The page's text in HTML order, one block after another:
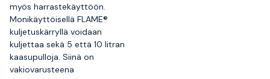
myös harrastekäyttöön.
Monikäyttöisellä FLAME®
kuljetuskärryllä voidaan
kuljettaa sekä 5 että 10 litran
kaasupulloja. Siinä on
vakiovarusteena